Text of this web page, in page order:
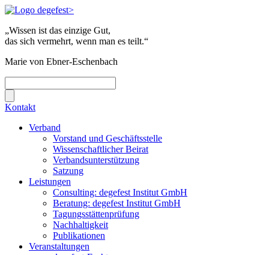
„Wissen ist das einzige Gut,
das sich vermehrt, wenn man es teilt.“
Marie von Ebner-Eschenbach
Kontakt
Verband
Vorstand und Geschäftsstelle
Wissenschaftlicher Beirat
Verbandsunterstützung
Satzung
Leistungen
Consulting: degefest Institut GmbH
Beratung: degefest Institut GmbH
Tagungsstättenprüfung
Nachhaltigkeit
Publikationen
Veranstaltungen